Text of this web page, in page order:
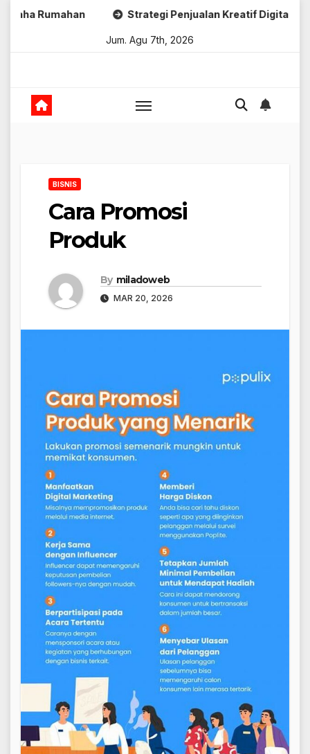
Skip
Strategi Penjualan Kreatif Digital Strategi
Jum. Agu 7th, 2026
BISNIS
Cara Promosi
Produk
By miladoweb
MAR 20, 2026